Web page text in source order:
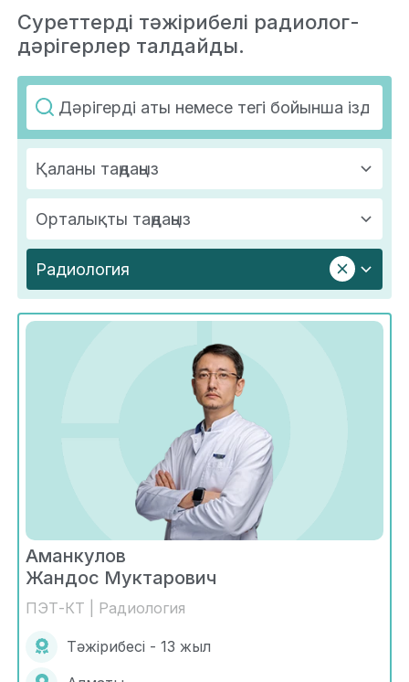
Суреттерді тәжірибелі радиолог-
дәрігерлер талдайды.
Қаланы таңдаңыз
Орталықты таңдаңыз
Радиология
Аманкулов
Жандос Муктарович
ПЭТ-КТ | Радиология
Тәжірибесі - 13 жыл